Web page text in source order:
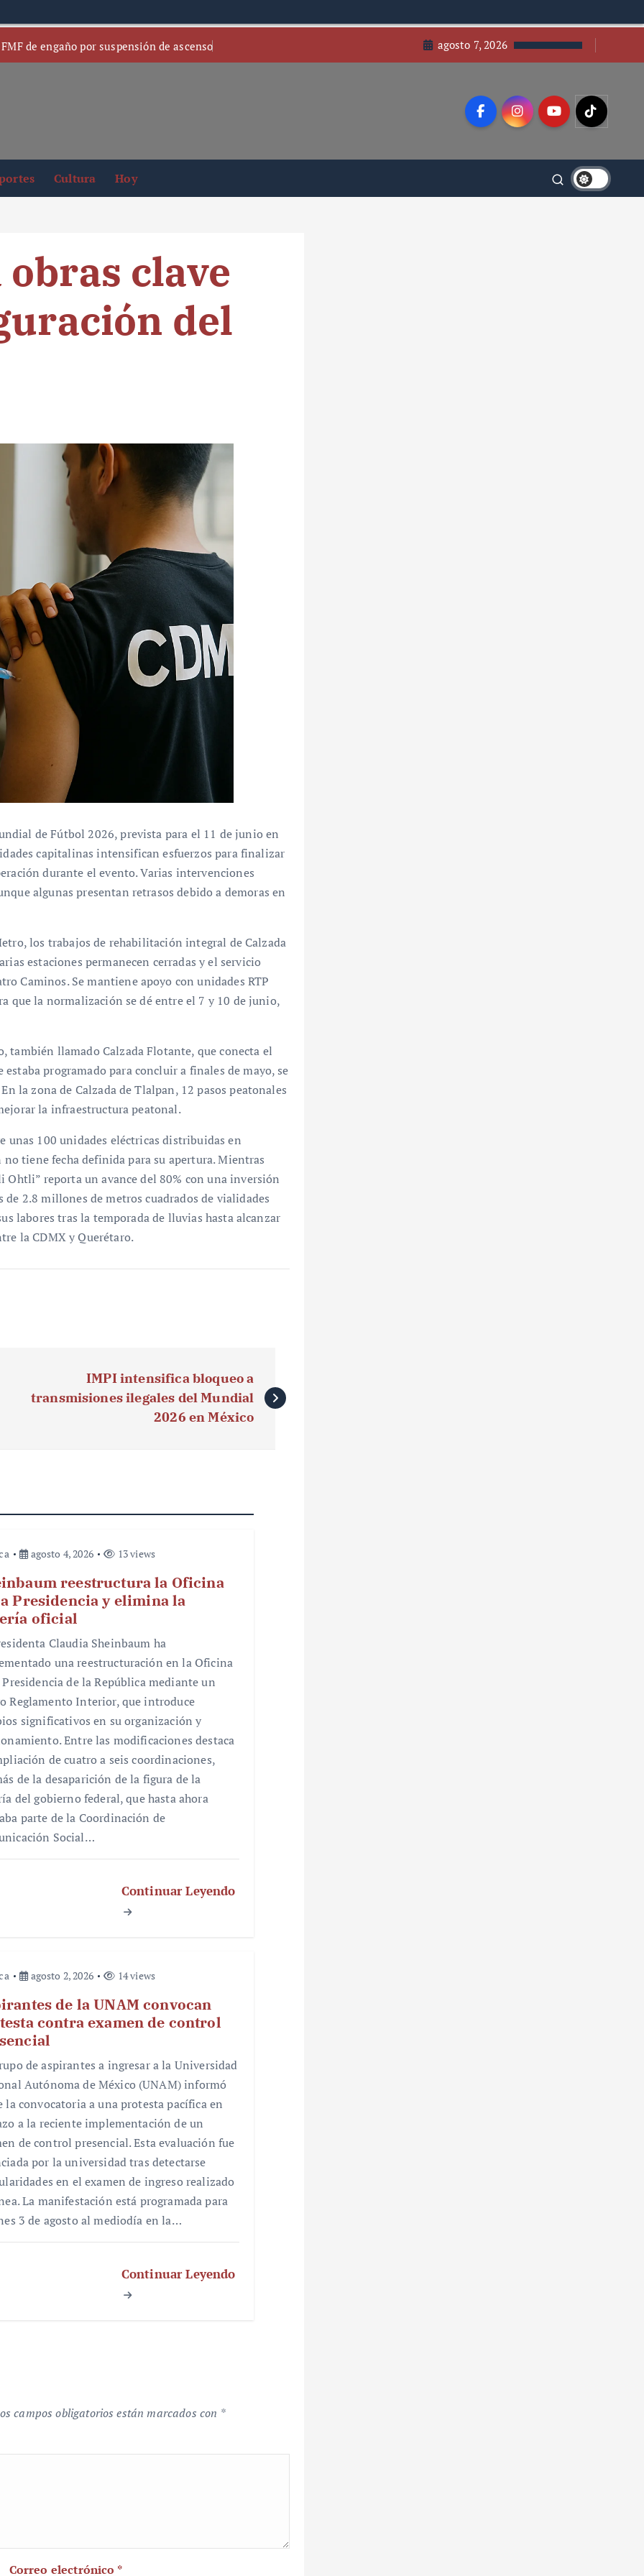
de engaño por suspensión de ascenso agosto 7, 2026
Cultura Hoy
clave
del
de Fútbol 2026, prevista para el 11 de junio en
capitalinas intensifican esfuerzos para finalizar
durante el evento. Varias intervenciones
algunas presentan retrasos debido a demoras en
los trabajos de rehabilitación integral de Calzada
estaciones permanecen cerradas y el servicio
Caminos. Se mantiene apoyo con unidades RTP
que la normalización se dé entre el 7 y 10 de junio,
también llamado Calzada Flotante, que conecta el
programado para concluir a finales de mayo, se
la zona de Calzada de Tlalpan, 12 pasos peatonales
la infraestructura peatonal.
unas 100 unidades eléctricas distribuidas en
tiene fecha definida para su apertura. Mientras
reporta un avance del 80% con una inversión
2.8 millones de metros cuadrados de vialidades
labores tras la temporada de lluvias hasta alcanzar
la CDMX y Querétaro.
IMPI intensifica bloqueo a
transmisiones ilegales del Mundial
2026 en México
agosto 4, 2026 13 views
reestructura la Oficina
Presidencia y elimina la
oficial
Claudia Sheinbaum ha
una reestructuración en la Oficina
Presidencia de la República mediante un
Reglamento Interior, que introduce
significativos en su organización y
Entre las modificaciones destaca
de cuatro a seis coordinaciones,
de la desaparición de la figura de la
del gobierno federal, que hasta ahora
parte de la Coordinación de
Social…
Continuar Leyendo
agosto 2, 2026 14 views
de la UNAM convocan
contra examen de control
de aspirantes a ingresar a la Universidad
Autónoma de México (UNAM) informó
la convocatoria a una protesta pacífica en
a la reciente implementación de un
de control presencial. Esta evaluación fue
por la universidad tras detectarse
en el examen de ingreso realizado
La manifestación está programada para
3 de agosto al mediodía en la…
Continuar Leyendo
campos obligatorios están marcados con *
Correo electrónico *